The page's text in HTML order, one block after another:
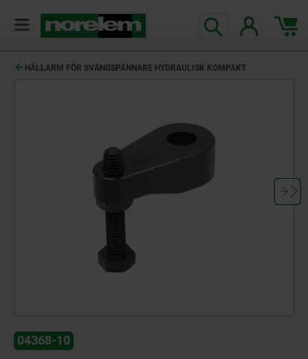
HÅLLARM FÖR SVÄNGSPÄNNARE HYDRAULISK KOMPAKT
04368-10